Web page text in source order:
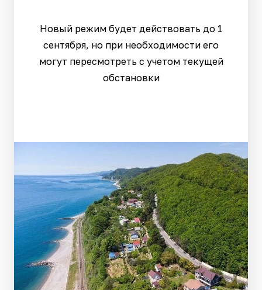
Новый режим будет действовать до 1
сентября, но при необходимости его
могут пересмотреть с учетом текущей
обстановки